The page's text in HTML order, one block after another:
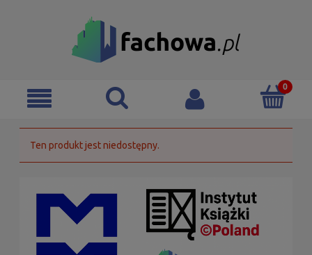
Ten produkt jest niedostępny.